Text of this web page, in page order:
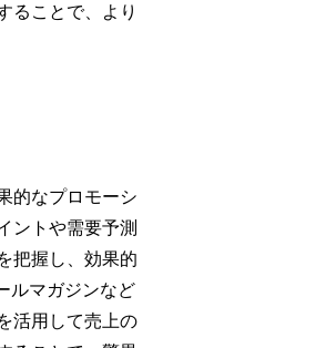
ることで、より
的なプロモーシ
ントや需要予測
把握し、効果的
ルマガジンなど
活用して売上の